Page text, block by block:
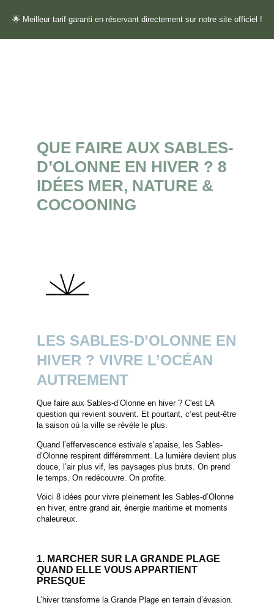
🌟 Meilleur tarif garanti en réservant directement sur notre site officiel !
QUE FAIRE AUX SABLES-
D’OLONNE EN HIVER ? 8
IDÉES MER, NATURE &
COCOONING
LES SABLES-D’OLONNE EN
HIVER ? VIVRE L’OCÉAN
AUTREMENT
Que faire aux Sables-d’Olonne en hiver ? C'est LA
question qui revient souvent. Et pourtant, c’est peut-être
la saison où la ville se révèle le plus.
Quand l’effervescence estivale s’apaise, les Sables-
d’Olonne respirent différemment. La lumière devient plus
douce, l’air plus vif, les paysages plus bruts. On prend
le temps. On redécouvre. On profite.
Voici 8 idées pour vivre pleinement les Sables-d’Olonne
en hiver, entre grand air, énergie maritime et moments
chaleureux.
1. MARCHER SUR LA GRANDE PLAGE
QUAND ELLE VOUS APPARTIENT
PRESQUE
L’hiver transforme la Grande Plage en terrain d’évasion.